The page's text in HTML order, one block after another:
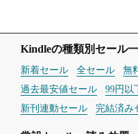
Kindleの種類別セール
新着セール 全セール 無
過去最安値セール
99円以
新刊連動セール
完結済み